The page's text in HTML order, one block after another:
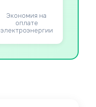
Экономия на
оплате
электроэнергии